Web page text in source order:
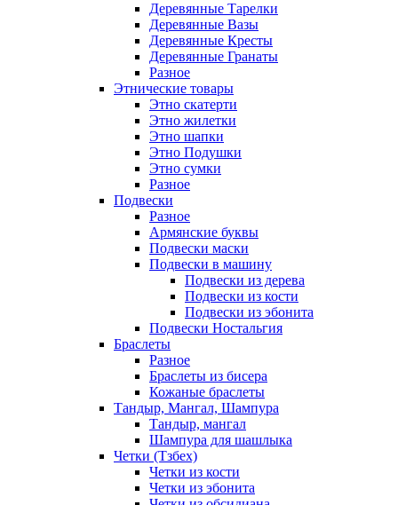
Деревянные Тарелки
Деревянные Вазы
Деревянные Кресты
Деревянные Гранаты
Разное
Этнические товары
Этно скатерти
Этно жилетки
Этно шапки
Этно Подушки
Этно сумки
Разное
Подвески
Разное
Армянские буквы
Подвески маски
Подвески в машину
Подвески из дерева
Подвески из кости
Подвески из эбонита
Подвески Ностальгия
Браслеты
Разное
Браслеты из бисера
Кожаные браслеты
Тандыр, Мангал, Шампура
Тандыр, мангал
Шампура для шашлыка
Четки (Тзбех)
Четки из кости
Четки из эбонита